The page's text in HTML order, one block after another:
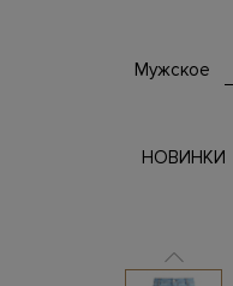
Мужское
НОВИНКИ